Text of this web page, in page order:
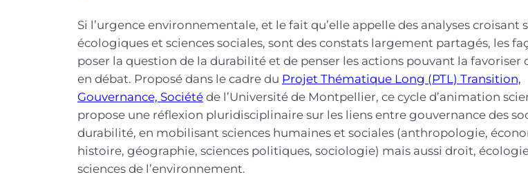
Si l’urgence environnementale, et le fait qu’elle appelle des analyses croisant
écologiques et sciences sociales, sont des constats largement partagés, les
poser la question de la durabilité et de penser les actions pouvant la favoriser
en débat. Proposé dans le cadre du Projet Thématique Long (PTL) Transition,
Gouvernance, Société de l’Université de Montpellier, ce cycle d’animation
propose une réflexion pluridisciplinaire sur les liens entre gouvernance des
durabilité, en mobilisant sciences humaines et sociales (anthropologie,
histoire, géographie, sciences politiques, sociologie) mais aussi droit,
sciences de l’environnement.